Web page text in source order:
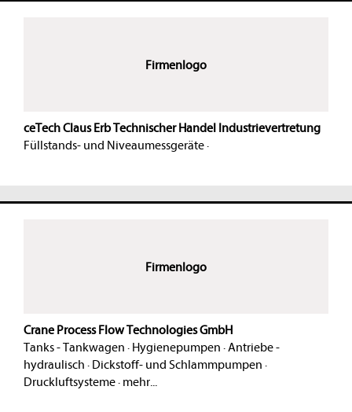
Firmenlogo
ceTech Claus Erb Technischer Handel Industrievertretung
Füllstands- und Niveaumessgeräte·
Firmenlogo
Crane Process Flow Technologies GmbH
Tanks - Tankwagen · Hygienepumpen ·Antriebe -
hydraulisch · Dickstoff- und Schlammpumpen ·
Druckluftsysteme· mehr...